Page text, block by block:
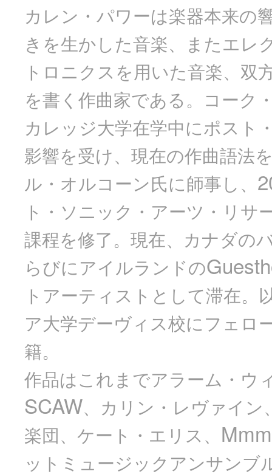
カレン・パワーは楽器本来の
きを生かした音楽、またエレ
トロニクスを用いた音楽、双
を書く作曲家である。コーク
カレッジ大学在学中にポスト
影響を受け、現在の作曲語法
ル・オルコーン氏に師事し、
ト・ソニック・アーツ・リサ
課程を修了。現在、カナダの
らびにアイルランドの
トアーティストとして滞在。
ア大学デーヴィス校にフェロ
籍。
作品はこれまでアラーム・ウ
SCAW、カリン・レヴァイン
楽団、ケート・エリス、 Mmm
ットミュージックアンサンブ